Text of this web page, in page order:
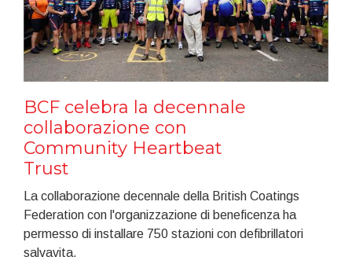
BCF celebra la decennale
collaborazione con
Community Heartbeat
Trust
La collaborazione decennale della British Coatings
Federation con l'organizzazione di beneficenza ha
permesso di installare 750 stazioni con defibrillatori
salvavita.